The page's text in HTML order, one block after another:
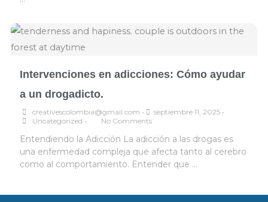
Intervenciones en adicciones: Cómo ayudar
a un drogadicto.
creativescolombia@gmail.com • septiembre 11, 2025 •
Uncategorized • No Comments
Entendiendo la Adicción La adicción a las drogas es
una enfermedad compleja que afecta tanto al cerebro
como al comportamiento. Entender que …